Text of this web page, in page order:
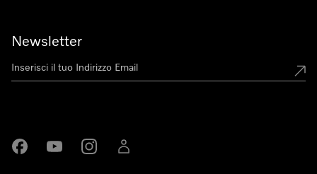
Newsletter